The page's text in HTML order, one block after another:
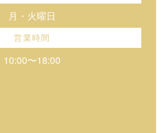
月・火曜日
営業時間
10:00〜18:00